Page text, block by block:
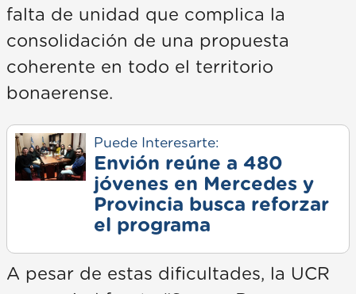
falta de unidad que complica la
consolidación de una propuesta
coherente en todo el territorio
bonaerense.
Puede Interesarte:
Envión reúne a 480
jóvenes en Mercedes y
Provincia busca reforzar
el programa
A pesar de estas dificultades, la UCR